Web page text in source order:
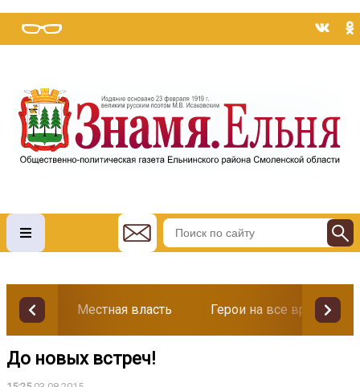
Местная власть Герои на все времена
До новых встреч!